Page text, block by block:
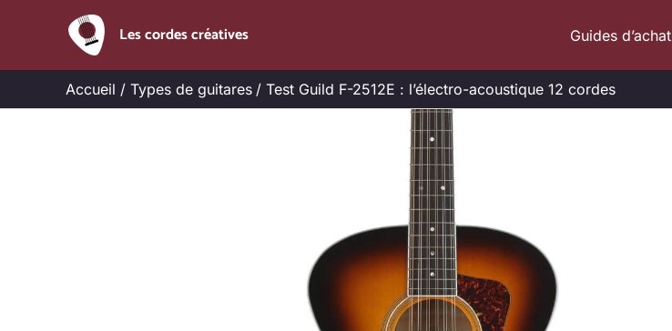
Les cordes créatives Guides d’achat
Accueil Types de guitares Test Guild F-2512E : l’électro-acoustique 12 cordes